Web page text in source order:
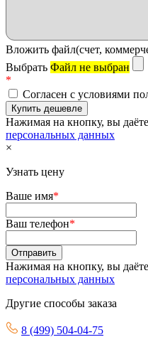
Вложить файл(счет,
Выбрать Файл не выбран
*
Согласен с условиями
Нажимая на кнопку, вы
персональных данных
×
Узнать цену
Ваше имя*
Ваш телефон*
Нажимая на кнопку, вы
персональных данных
Другие способы заказа
8 (499) 504-04-75